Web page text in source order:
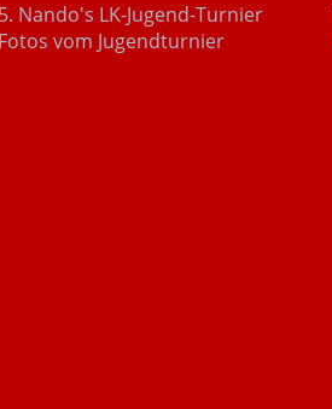
Nando's LK-Jugend-Turnier
vom Jugendturnier